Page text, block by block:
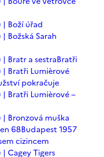
Boží úřad
Božská Sarah
Bratr a sestraBratři
Bratři Lumièrové
pokračuje
Bratři Lumièrové –
Bronzová muška
68Budapest 1957
cizincem
Cagey Tigers